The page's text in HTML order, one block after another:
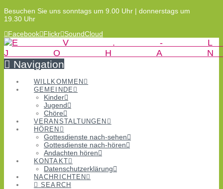
Besuchen Sie uns sonntags um 9.00 Uhr | donnerstags um
19.30 Uhr
Facebook Flickr SoundCloud
Navigation
WILLKOMMEN
GEMEINDE
Kinder
Jugend
Chöre
VERANSTALTUNGEN
HÖREN
Gottesdienste nach-sehen
Gottesdienste nach-hören
Andachten hören
KONTAKT
Datenschutzerklärung
NACHRICHTEN
SEARCH